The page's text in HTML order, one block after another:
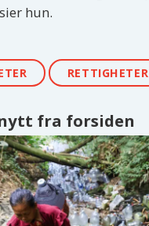
hun.
RETTIGHETER
fra forsiden